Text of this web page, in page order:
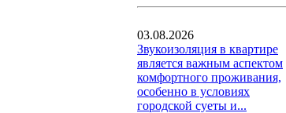
03.08.2026
Звукоизоляция в квартире
является важным аспектом
комфортного проживания,
особенно в условиях
городской суеты и...